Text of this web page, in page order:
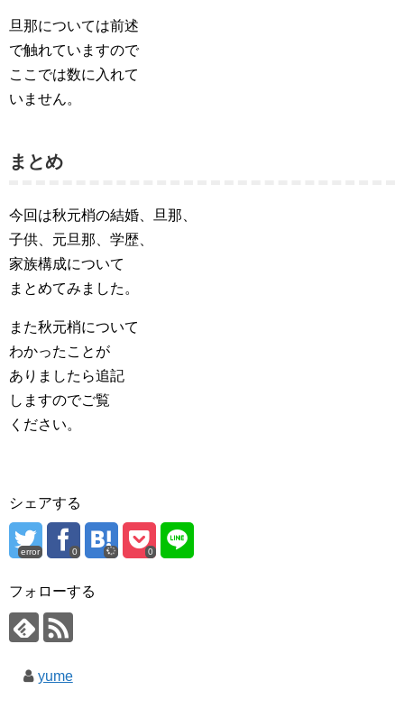
旦那については前述
で触れていますので
ここでは数に入れて
いません。
まとめ
今回は秋元梢の結婚、旦那、
子供、元旦那、学歴、
家族構成について
まとめてみました。
また秋元梢について
わかったことが
ありましたら追記
しますのでご覧
ください。
シェアする
error 0 0
フォローする
yume